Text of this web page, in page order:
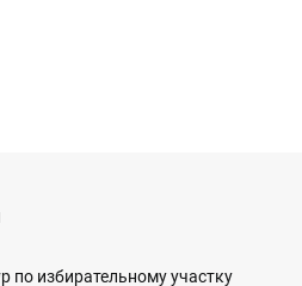
по избирательному участку